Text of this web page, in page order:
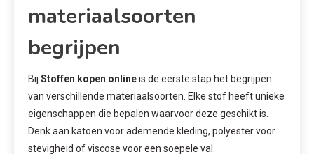
materiaalsoorten
begrijpen
Bij Stoffen kopen onlineis de eerste stap het begrijpen
van verschillende materiaalsoorten. Elke stof heeft unieke
eigenschappen die bepalen waarvoor deze geschikt is.
Denk aan katoen voor ademende kleding, polyester voor
stevigheid of viscose voor een soepele val.